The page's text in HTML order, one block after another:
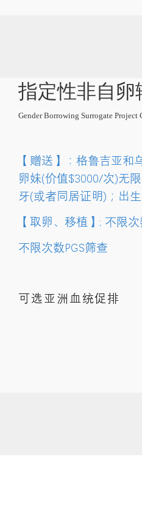
指定性非自卵
Gender Borrowing Surrogate Project
【赠送】：格鲁吉亚
卵妹(价值$3000/次)无
牙(或者同居证明)；出
【取卵、移植】: 不限
不限次数PGS筛查
可选亚洲血统促排